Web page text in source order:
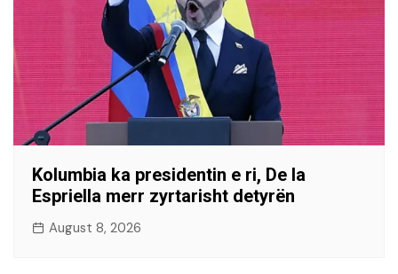
Kolumbia ka presidentin e ri, De la
Espriella merr zyrtarisht detyrën
August 8, 2026